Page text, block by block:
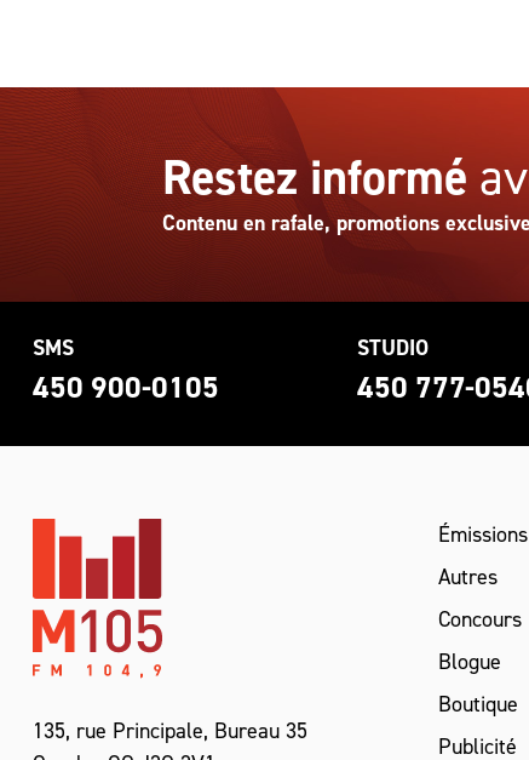
Restez informé
Contenu en rafale, promotions
SMS
450 900-0105
STUDIO
450 777-
135, rue Principale, Bureau 35
Émissions
Autres
Concours
Blogue
Boutique
Publicité